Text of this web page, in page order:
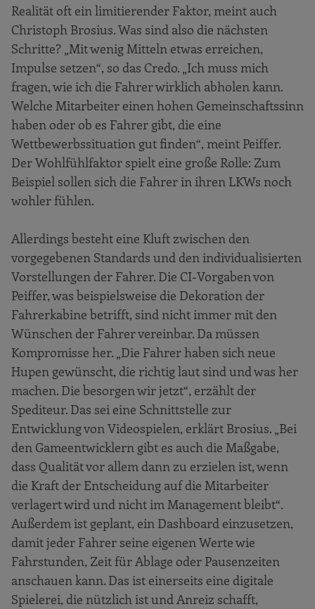
Realität oft ein limitierender Faktor, meint auch
Christoph Brosius. Was sind also die nächsten
Schritte? „Mit wenig Mitteln etwas erreichen,
Impulse setzen“, so das Credo. „Ich muss mich
fragen, wie ich die Fahrer wirklich abholen kann.
Welche Mitarbeiter einen hohen Gemeinschaftssinn
haben oder ob es Fahrer gibt, die eine
Wettbewerbssituation gut finden“, meint Peiffer.
Der Wohlfühlfaktor spielt eine große Rolle: Zum
Beispiel sollen sich die Fahrer in ihren LKWs noch
wohler fühlen.
Allerdings besteht eine Kluft zwischen den
vorgegebenen Standards und den individualisierten
Vorstellungen der Fahrer. Die CI-Vorgaben von
Peiffer, was beispielsweise die Dekoration der
Fahrerkabine betrifft, sind nicht immer mit den
Wünschen der Fahrer vereinbar. Da müssen
Kompromisse her. „Die Fahrer haben sich neue
Hupen gewünscht, die richtig laut sind und was her
machen. Die besorgen wir jetzt“, erzählt der
Spediteur. Das sei eine Schnittstelle zur
Entwicklung von Videospielen, erklärt Brosius. „Bei
den Gameentwicklern gibt es auch die Maßgabe,
dass Qualität vor allem dann zu erzielen ist, wenn
die Kraft der Entscheidung auf die Mitarbeiter
verlagert wird und nicht im Management bleibt“.
Außerdem ist geplant, ein Dashboard einzusetzen,
damit jeder Fahrer seine eigenen Werte wie
Fahrstunden, Zeit für Ablage oder Pausenzeiten
anschauen kann. Das ist einerseits eine digitale
Spielerei, die nützlich ist und Anreiz schafft,